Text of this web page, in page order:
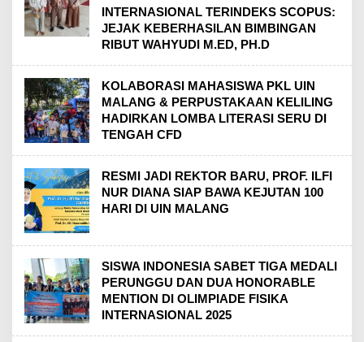
INTERNASIONAL TERINDEKS SCOPUS:
JEJAK KEBERHASILAN BIMBINGAN
RIBUT WAHYUDI M.ED, PH.D
KOLABORASI MAHASISWA PKL UIN
MALANG & PERPUSTAKAAN KELILING
HADIRKAN LOMBA LITERASI SERU DI
TENGAH CFD
RESMI JADI REKTOR BARU, PROF. ILFI
NUR DIANA SIAP BAWA KEJUTAN 100
HARI DI UIN MALANG
SISWA INDONESIA SABET TIGA MEDALI
PERUNGGU DAN DUA HONORABLE
MENTION DI OLIMPIADE FISIKA
INTERNASIONAL 2025